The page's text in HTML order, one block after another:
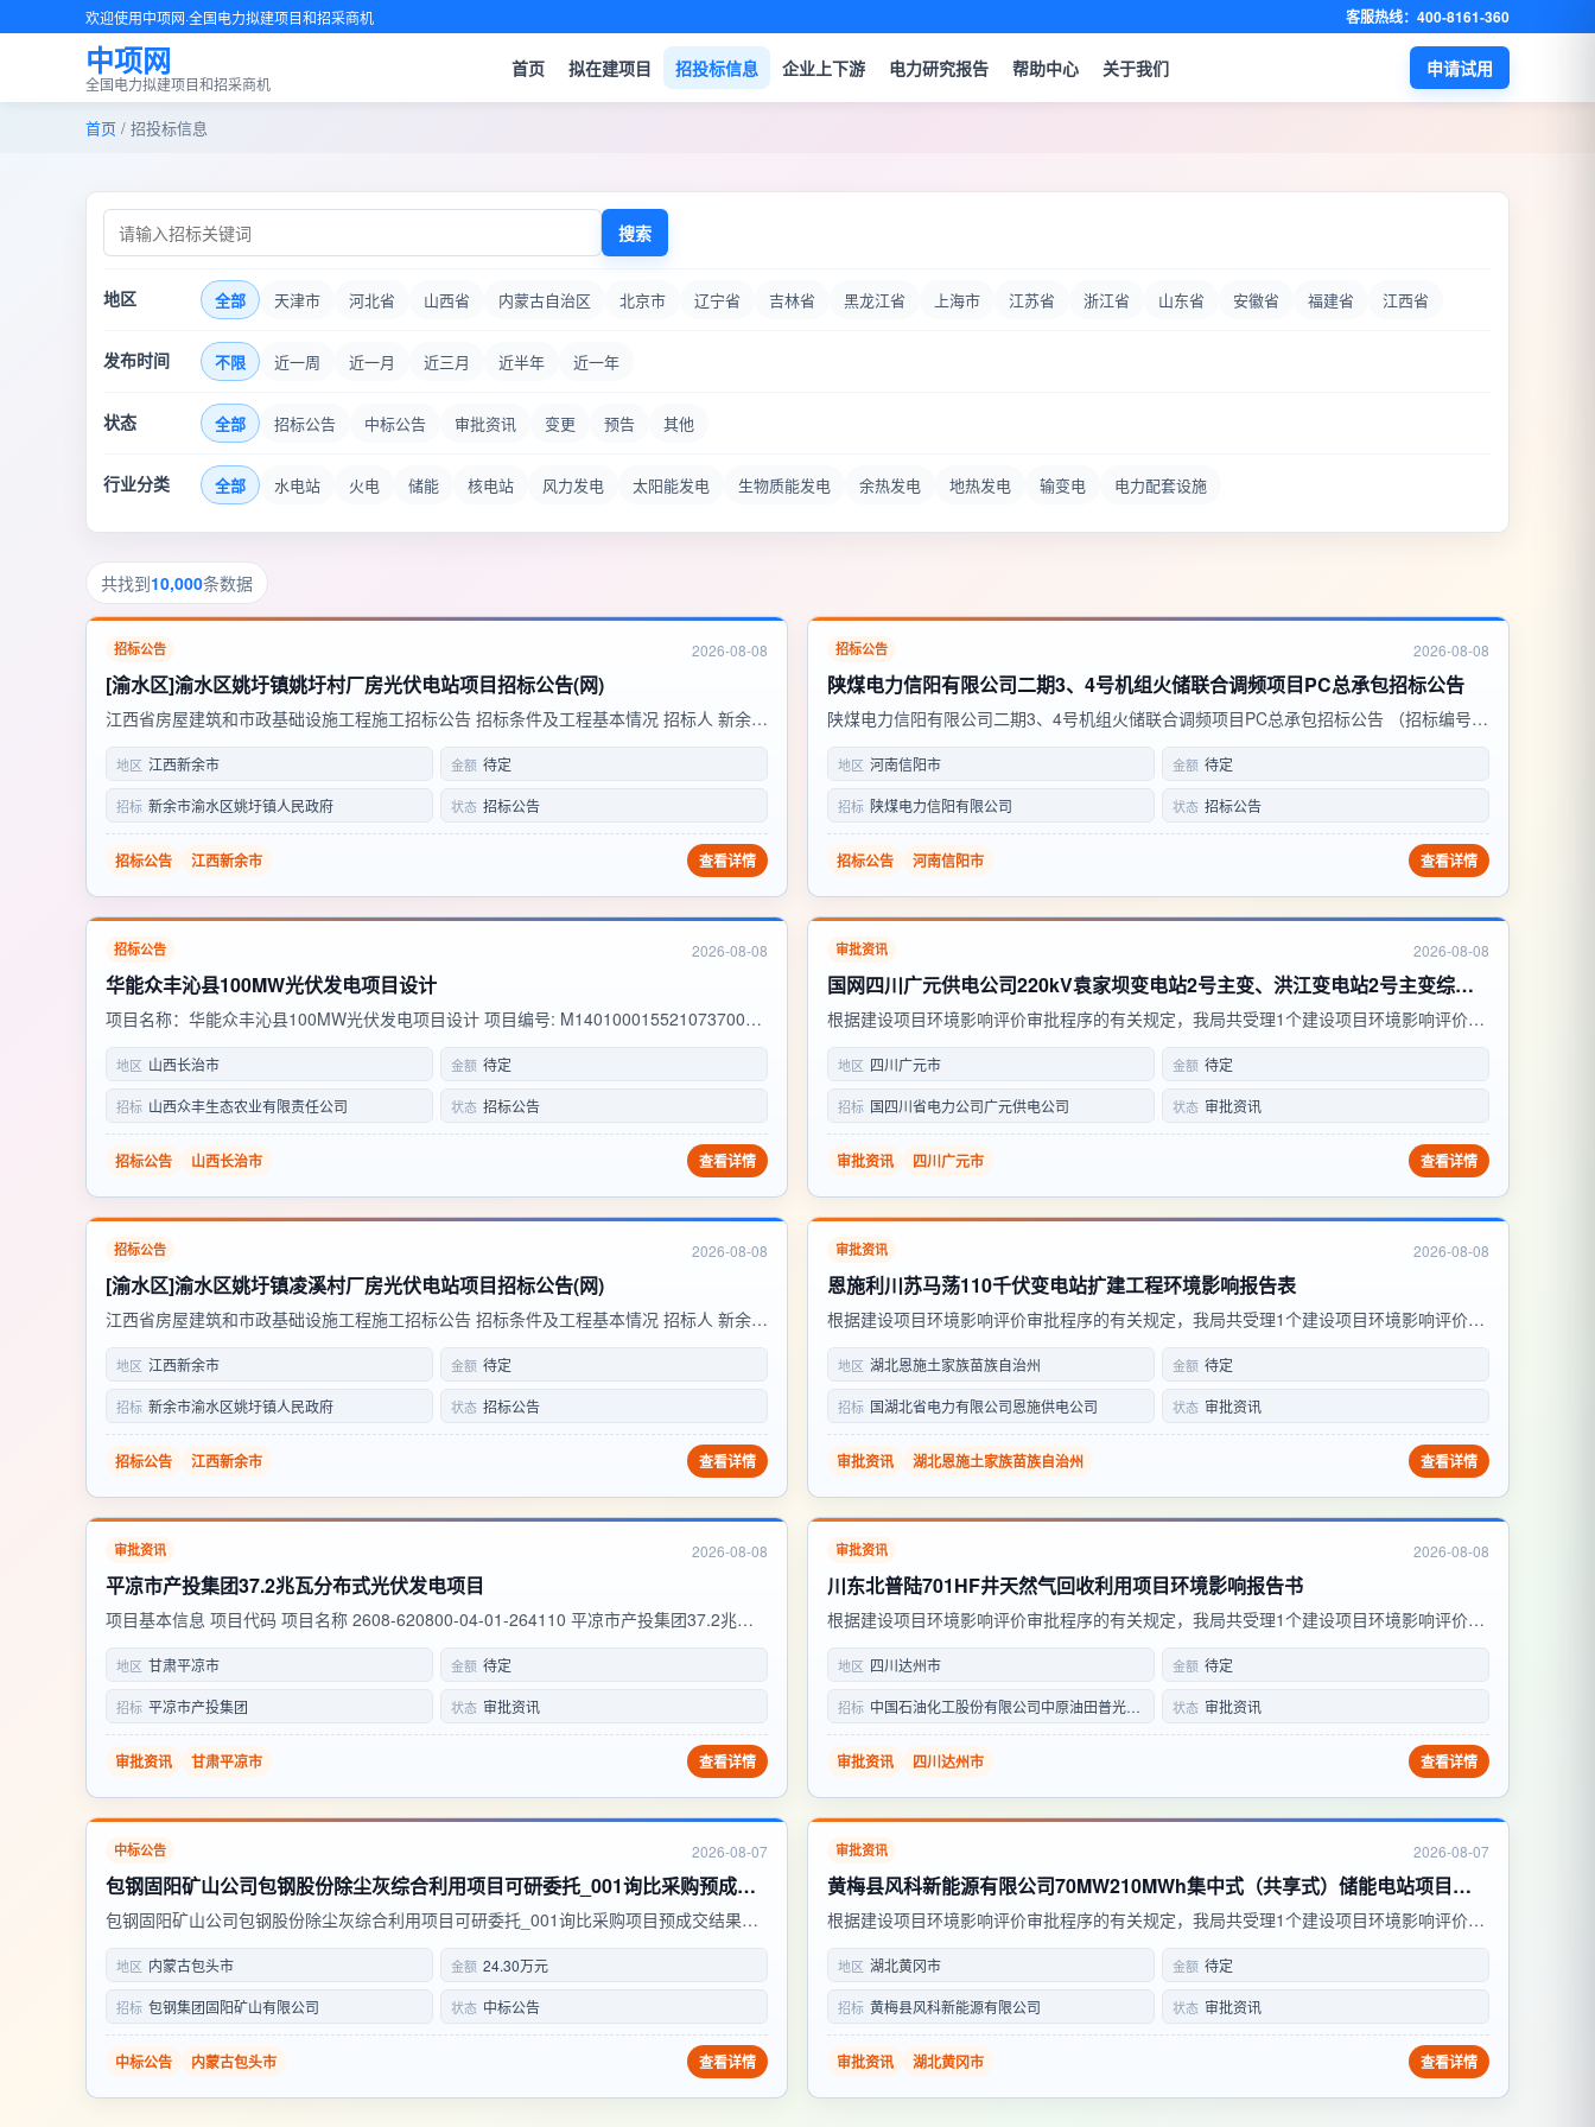
欢迎使用中项网·全国电力拟建项目和招采商机 客服热线：400-8161-360
中项网
全国电力拟建项目和招采商机
首页 拟在建项目 招投标信息 企业上下游 电力研究报告 帮助中心 关于我们 申请试用
首页 / 招投标信息
搜索
地区 全部 天津市 河北省 山西省 内蒙古自治区 北京市 辽宁省 吉林省 黑龙江省 上海市 江苏省 浙江省 山东省 安徽省 福建省 江西省
发布时间 不限 近一周 近一月 近三月 近半年 近一年
状态 全部 招标公告 中标公告 审批资讯 变更 预告 其他
行业分类 全部 水电站 火电 储能 核电站 风力发电 太阳能发电 生物质能发电 余热发电 地热发电 输变电 电力配套设施
共找到10,000条数据
招标公告 2026-08-08
[渝水区]渝水区姚圩镇姚圩村厂房光伏电站项目招标公告(网)
江西省房屋建筑和市政基础设施工程施工招标公告 招标条件及工程基本情况 招标人 新余市
渝水区姚圩镇人民政府 工程名称 渝水区姚圩镇姚圩村厂房光伏电站项目 工程地点 渝水区
姚圩镇姚圩村力上组蜜桔产业园 项目审批、核准或备案机关 新余市渝水区发展...
地区 江西新余市 金额 待定
招标 新余市渝水区姚圩镇人民政府 状态 招标公告
招标公告 江西新余市 查看详情
招标公告 2026-08-08
陕煤电力信阳有限公司二期3、4号机组火储联合调频项目PC总承包招标公告
陕煤电力信阳有限公司二期3、4号机组火储联合调频项目PC总承包招标公告 （招标编号：
0866-26C2SXQY0548） 项目所在地区：河南省、信阳市、平桥区 一、招标条件 本招标项
目二期3、4号机组火储联合调频项目PC总承包已由项目审批/...
地区 河南信阳市 金额 待定
招标 陕煤电力信阳有限公司 状态 招标公告
招标公告 河南信阳市 查看详情
招标公告 2026-08-08
华能众丰沁县100MW光伏发电项目设计
项目名称：华能众丰沁县100MW光伏发电项目设计 项目编号: M1401000155210737001
建设单位：山西众丰生态农业有限责任公司 项目规模：华能众丰沁县100MW光伏发电项目
位于山西省长治市沁县松村镇北侧一带荒山上，光伏区占地...
地区 山西长治市 金额 待定
招标 山西众丰生态农业有限责任公司 状态 招标公告
招标公告 山西长治市 查看详情
审批资讯 2026-08-08
国网四川广元供电公司220kV袁家坝变电站2号主变、洪江变电站2号主变综合能效提升改造工程环境影响报告表
根据建设项目环境影响评价审批程序的有关规定，我局共受理1个建设项目环境影响评价文
件。现将受理情况予以公示， 公众反馈意见联系方式：联系电话：0839-5572073（广元
市生态环境局行政审批科） 通讯地址：广元市政务服务中心B区三楼72号 ...
地区 四川广元市 金额 待定
招标 国四川省电力公司广元供电公司 状态 审批资讯
审批资讯 四川广元市 查看详情
招标公告 2026-08-08
[渝水区]渝水区姚圩镇凌溪村厂房光伏电站项目招标公告(网)
江西省房屋建筑和市政基础设施工程施工招标公告 招标条件及工程基本情况 招标人 新余市
渝水区姚圩镇人民政府 工程名称 渝水区姚圩镇凌溪村厂房光伏电站项目 工程地点 渝水区
姚圩镇凌溪村红山组蜜桔仓储厂房 项目审批、核准或备案机关 新余市渝水区发...
地区 江西新余市 金额 待定
招标 新余市渝水区姚圩镇人民政府 状态 招标公告
招标公告 江西新余市 查看详情
审批资讯 2026-08-08
恩施利川苏马荡110千伏变电站扩建工程环境影响报告表
根据建设项目环境影响评价审批程序的有关规定，我局共受理1个建设项目环境影响评价文
件。现将受理情况予以公示， 公众反馈意见联系方式：联系电话：0718-8262078 通讯地
址：恩施市金桂大道98号州政务服务中心4楼综合窗口 邮 编：4453...
地区 湖北恩施土家族苗族自治州 金额 待定
招标 国湖北省电力有限公司恩施供电公司 状态 审批资讯
审批资讯 湖北恩施土家族苗族自治州 查看详情
审批资讯 2026-08-08
平凉市产投集团37.2兆瓦分布式光伏发电项目
项目基本信息 项目代码 项目名称 2608-620800-04-01-264110 平凉市产投集团37.2兆瓦
分布式光伏发电项目 审批事项公示信息 审批部门 审批事项 办理结果 办理时间 审批文号
平凉市发展和改革委员会 企业投资项目备案 ...
地区 甘肃平凉市 金额 待定
招标 平凉市产投集团 状态 审批资讯
审批资讯 甘肃平凉市 查看详情
审批资讯 2026-08-08
川东北普陆701HF井天然气回收利用项目环境影响报告书
根据建设项目环境影响评价审批程序的有关规定，我局共受理1个建设项目环境影响评价文
件。现将受理情况予以公示， 公众反馈意见联系方式：联系电话：0818-2389915 邮箱：
dzspk2024@163.com 通讯地址：达州市达川区南滨路二段...
地区 四川达州市 金额 待定
招标 中国石油化工股份有限公司中原油田普光分公司 状态 审批资讯
审批资讯 四川达州市 查看详情
中标公告 2026-08-07
包钢固阳矿山公司包钢股份除尘灰综合利用项目可研委托_001询比采购预成交公示
包钢固阳矿山公司包钢股份除尘灰综合利用项目可研委托_001询比采购项目预成交结果公
示 1.成交结果 本项目（标段名称：包钢固阳矿山公司包钢股份除尘灰综合利用项目可研委
托_001询比采购，标段编号XBCG202607240021-0001），...
地区 内蒙古包头市 金额 24.30万元
招标 包钢集团固阳矿山有限公司 状态 中标公告
中标公告 内蒙古包头市 查看详情
审批资讯 2026-08-07
黄梅县风科新能源有限公司70MW210MWh集中式（共享式）储能电站项目环境影响报告表
根据建设项目环境影响评价审批程序的有关规定，我局共受理1个建设项目环境影响评价文
件。现将受理情况予以公示， 公众反馈意见联系方式：联系电话：0713-8611467 通讯地
址：黄冈市城东新区永安路特1号 邮 编：438700 项目名称：黄梅...
地区 湖北黄冈市 金额 待定
招标 黄梅县风科新能源有限公司 状态 审批资讯
审批资讯 湖北黄冈市 查看详情